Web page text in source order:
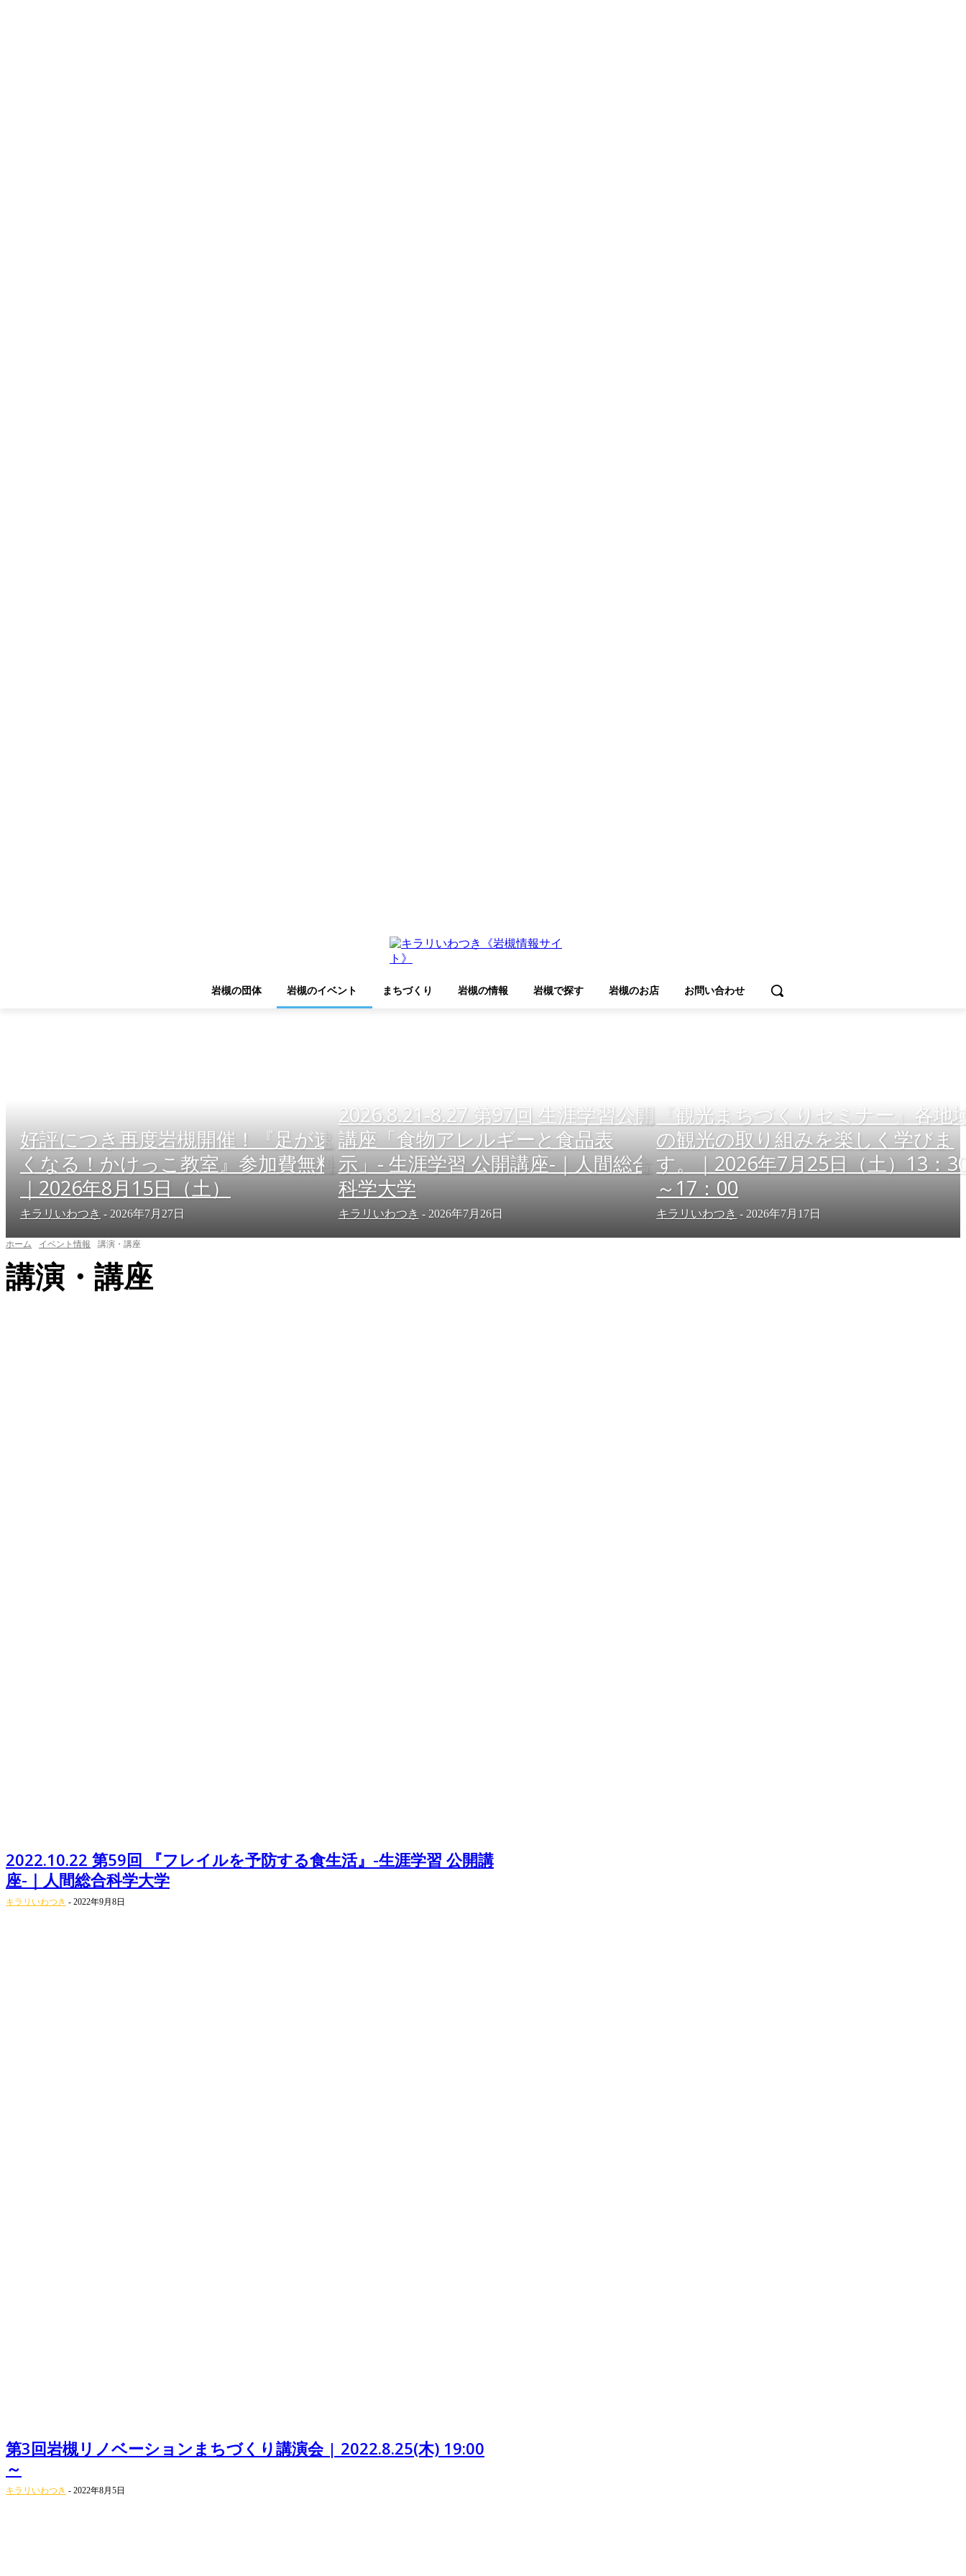
岩槻の団体 岩槻のイベント まちづくり 岩槻の情報 岩槻で探す 岩槻のお店 お問い合わせ
好評につき再度岩槻開催！『足が速
くなる！かけっこ教室』参加費無料
｜2026年8月15日（土）
キラリいわつき - 2026年7月27日
2026.8.21-8.27 第97回 生涯学習公開
講座「食物アレルギーと食品表
示」- 生涯学習 公開講座-｜人間総合
科学大学
キラリいわつき - 2026年7月26日
『観光まちづくりセミナー』各地
の観光の取り組みを楽しく学びま
す。｜2026年7月25日（土）13：
～17：00
キラリいわつき - 2026年7月17日
ホーム イベント情報 講演・講座
講演・講座
2022.10.22 第59回 『フレイルを予防する食生活』-生涯学習 公開講
座-｜人間総合科学大学
キラリいわつき - 2022年9月8日
第3回岩槻リノベーションまちづくり講演会 | 2022.8.25(木) 19:00
～
キラリいわつき - 2022年8月5日